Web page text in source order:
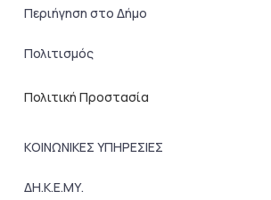
Περιήγηση στο Δήμο
Πολιτισμός
Πολιτική Προστασία
ΚΟΙΝΩΝΙΚΕΣ ΥΠΗΡΕΣΙΕΣ
ΔΗ.Κ.Ε.ΜΥ.